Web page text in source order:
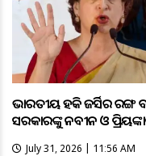
ଭାରତୀୟ ହକି ଜର୍ସିର
ସରକାରଙ୍କୁ ନବୀନ ଓ
July 31, 2026 | 11:56 AM